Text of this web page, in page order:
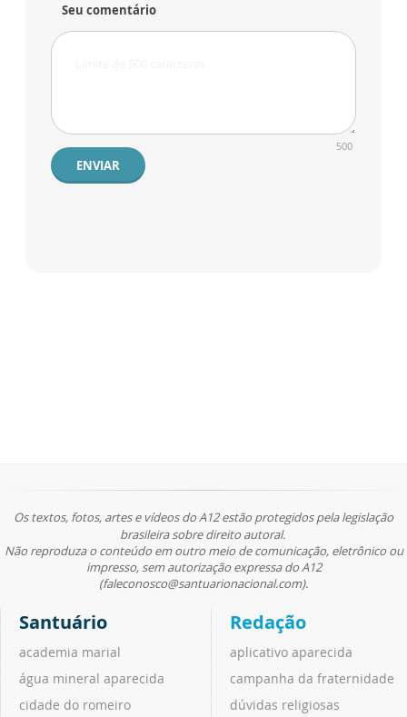
Seu comentário
500
ENVIAR
Os textos, fotos, artes e vídeos do A12 estão protegidos pela legislação
brasileira sobre direito autoral.
Não reproduza o conteúdo em outro meio de comunicação, eletrônico ou
impresso, sem autorização expressa do A12
(faleconosco@santuarionacional.com).
Santuário
academia marial
água mineral aparecida
cidade do romeiro
Redação
aplicativo aparecida
campanha da fraternidade
dúvidas religiosas